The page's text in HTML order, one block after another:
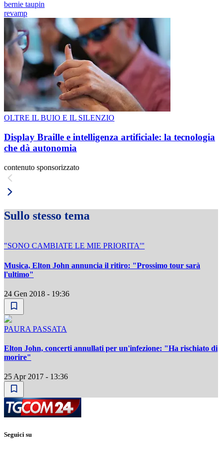
bernie taupin
revamp
OLTRE IL BUIO E IL SILENZIO
Display Braille e intelligenza artificiale: la tecnologia
che dà autonomia
contenuto sponsorizzato
Sullo stesso tema
"SONO CAMBIATE LE MIE PRIORITA'"
Musica, Elton John annuncia il ritiro: "Prossimo tour sarà
l'ultimo"
24 Gen 2018 - 19:36
PAURA PASSATA
Elton John, concerti annullati per un'infezione: "Ha rischiato di
morire"
25 Apr 2017 - 13:36
Seguici su